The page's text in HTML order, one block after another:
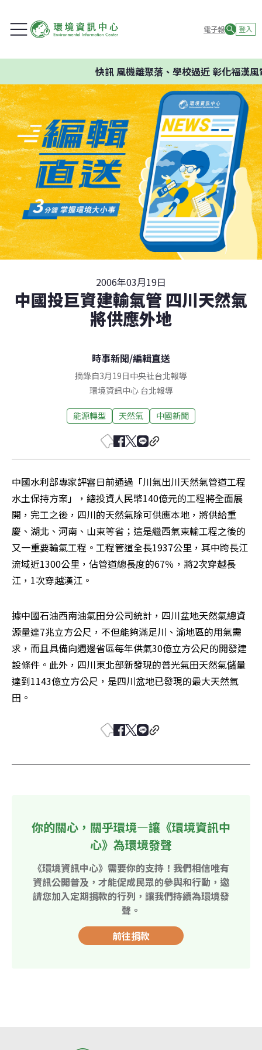
電子報 登入
快訊風機離聚落、學校過近 彰化福漢風
2006年03月19日
中國投巨資建輸氣管 四川天然氣
將供應外地
時事新聞/編輯直送
摘錄自3月19日中央社台北報導
環境資訊中心 台北報導
能源轉型 天然氣 中國新聞
中國水利部專家評審日前通過「川氣出川天然氣管道工程
水土保持方案」，總投資人民幣140億元的工程將全面展
開，完工之後，四川的天然氣除可供應本地，將供給重
慶、湖北、河南、山東等省；這是繼西氣東輸工程之後的
又一重要輸氣工程。工程管道全長1937公里，其中跨長江
流域近1300公里，佔管道總長度的67％，將2次穿越長
江，1次穿越漢江。
據中國石油西南油氣田分公司統計，四川盆地天然氣總資
源量達7兆立方公尺，不但能夠滿足川、渝地區的用氣需
求，而且具備向週邊省區每年供氣30億立方公尺的開發建
設條件。此外，四川東北部新發現的普光氣田天然氣儲量
達到1143億立方公尺，是四川盆地已發現的最大天然氣
田。
你的關心，關乎環境—讓《環境資訊中
心》為環境發聲
《環境資訊中心》需要你的支持！我們相信唯有
資訊公開普及，才能促成民眾的參與和行動，邀
請您加入定期捐款的行列，讓我們持續為環境發
聲。
前往捐款